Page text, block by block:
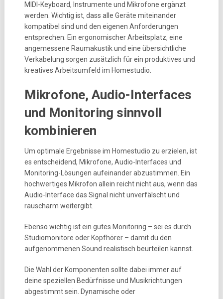
MIDI-Keyboard, Instrumente und Mikrofone ergänzt
werden. Wichtig ist, dass alle Geräte miteinander
kompatibel sind und den eigenen Anforderungen
entsprechen. Ein ergonomischer Arbeitsplatz, eine
angemessene Raumakustik und eine übersichtliche
Verkabelung sorgen zusätzlich für ein produktives und
kreatives Arbeitsumfeld im Homestudio.
Mikrofone, Audio-Interfaces
und Monitoring sinnvoll
kombinieren
Um optimale Ergebnisse im Homestudio zu erzielen, ist
es entscheidend, Mikrofone, Audio-Interfaces und
Monitoring-Lösungen aufeinander abzustimmen. Ein
hochwertiges Mikrofon allein reicht nicht aus, wenn das
Audio-Interface das Signal nicht unverfälscht und
rauscharm weitergibt.
Ebenso wichtig ist ein gutes Monitoring – sei es durch
Studiomonitore oder Kopfhörer – damit du den
aufgenommenen Sound realistisch beurteilen kannst.
Die Wahl der Komponenten sollte dabei immer auf
deine speziellen Bedürfnisse und Musikrichtungen
abgestimmt sein. Dynamische oder